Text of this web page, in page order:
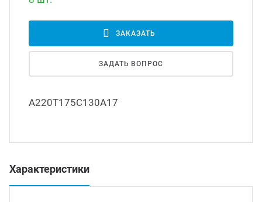
модули питания
DC преобразователи
AC инверторы
преобразователи
ЗАКАЗАТЬ
ЗАДАТЬ ВОПРОС
А220Т175С130А17
Характеристики